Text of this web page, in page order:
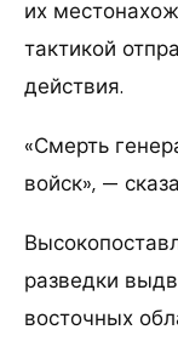
их
тактикой
действия.
«Смерть
войск», —
разведки
восточных